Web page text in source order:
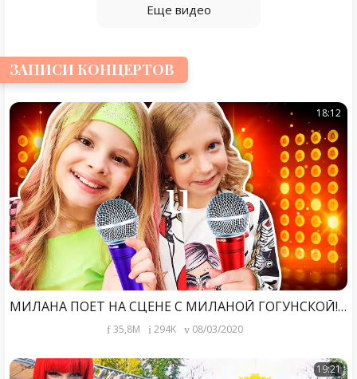
Еще видео
ЗАПИСИ КОНЦЕРТОВ
18:12
МИЛАНА ПОЕТ НА СЦЕНЕ С МИЛАНОЙ ГОГУНСКОЙ!! КОНЦЕРТ НЕ МАЛЯВКА!! Влог как это было!!!
35,8M 294K 08/03/2020
19:21